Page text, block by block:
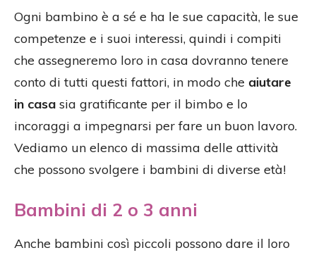
Ogni bambino è a sé e ha le sue capacità, le sue
competenze e i suoi interessi, quindi i compiti
che assegneremo loro in casa dovranno tenere
conto di tutti questi fattori, in modo che aiutare
in casa sia gratificante per il bimbo e lo
incoraggi a impegnarsi per fare un buon lavoro.
Vediamo un elenco di massima delle attività
che possono svolgere i bambini di diverse età!
Bambini di 2 o 3 anni
Anche bambini così piccoli possono dare il loro